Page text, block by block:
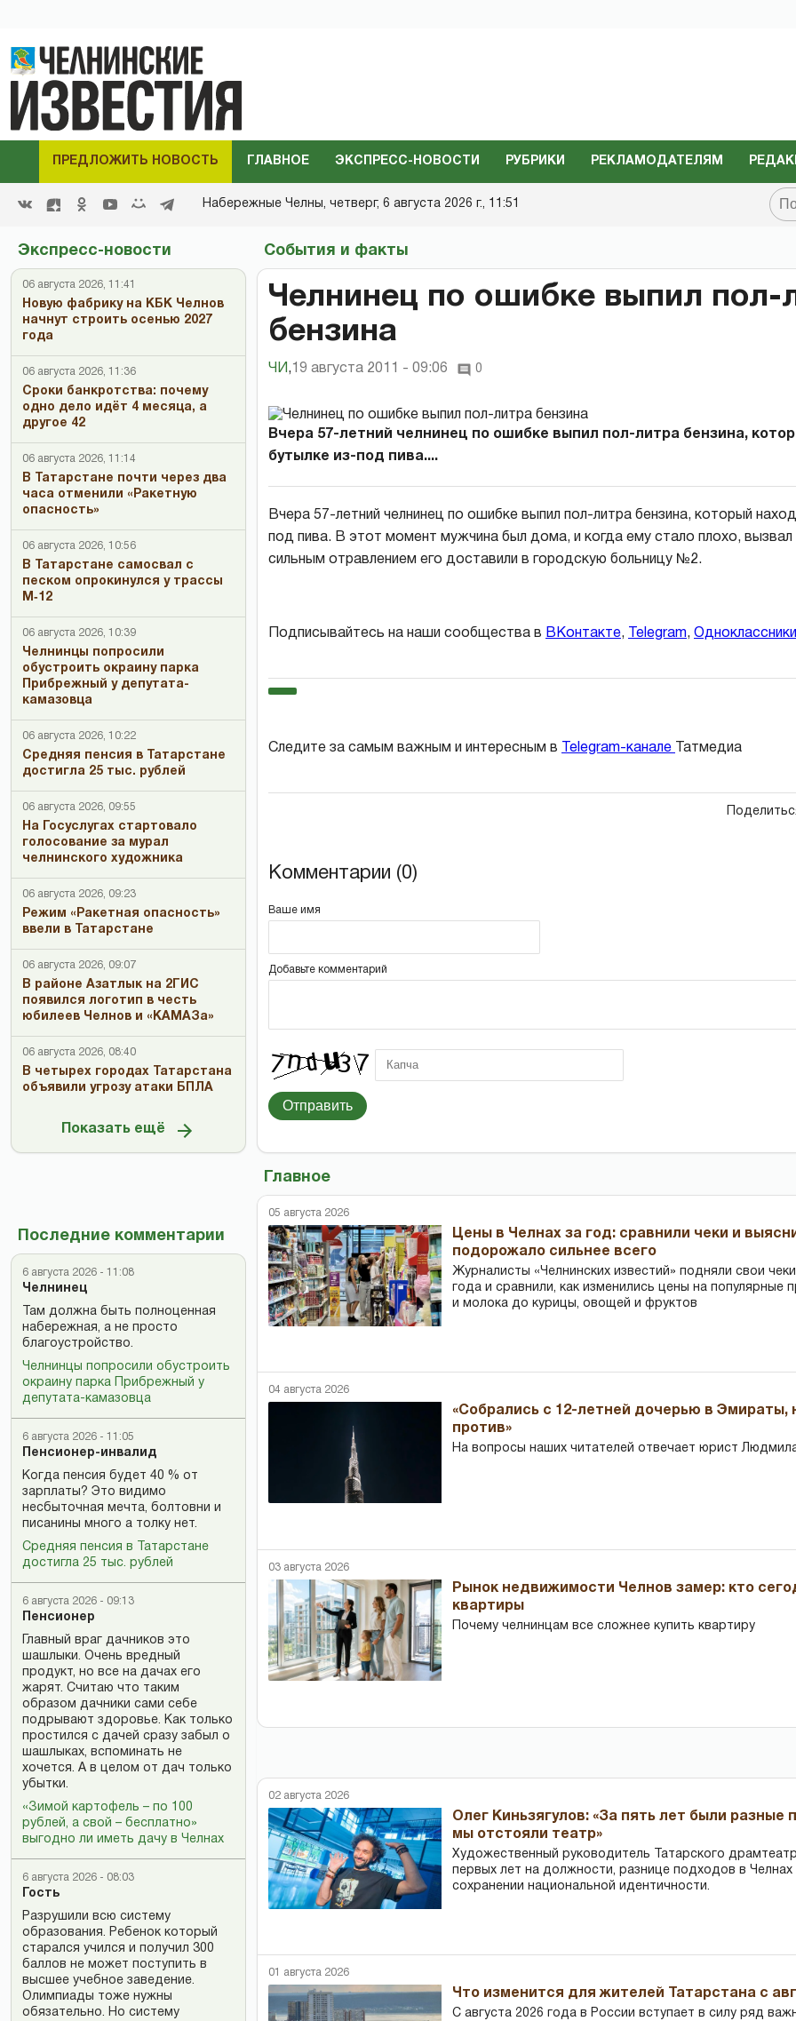
ПРЕДЛОЖИТЬ НОВОСТЬ ГЛАВНОЕ ЭКСПРЕСС-НОВОСТИ РУБРИКИ РЕКЛАМОДАТЕЛЯМ
Набережные Челны, четверг, 6 августа 2026 г., 11:51
Экспресс-новости
06 августа 2026, 11:41
Новую фабрику на КБК Челнов
начнут строить осенью 2027
года
06 августа 2026, 11:36
Сроки банкротства: почему
одно дело идёт 4 месяца, а
другое 42
06 августа 2026, 11:14
В Татарстане почти через два
часа отменили «Ракетную
опасность»
06 августа 2026, 10:56
В Татарстане самосвал с
песком опрокинулся у трассы
М‑12
06 августа 2026, 10:39
Челнинцы попросили
обустроить окраину парка
Прибрежный у депутата-
камазовца
06 августа 2026, 10:22
Средняя пенсия в Татарстане
достигла 25 тыс. рублей
06 августа 2026, 09:55
На Госуслугах стартовало
голосование за мурал
челнинского художника
06 августа 2026, 09:23
Режим «Ракетная опасность»
ввели в Татарстане
06 августа 2026, 09:07
В районе Азатлык на 2ГИС
появился логотип в честь
юбилеев Челнов и «КАМАЗа»
06 августа 2026, 08:40
В четырех городах Татарстана
объявили угрозу атаки БПЛА
Показать ещё
Последние комментарии
6 августа 2026 - 11:08
Челнинец
Там должна быть полноценная
набережная, а не просто
благоустройство.
Челнинцы попросили обустроить
окраину парка Прибрежный у
депутата-камазовца
6 августа 2026 - 11:05
Пенсионер-инвалид
Когда пенсия будет 40 % от
зарплаты? Это видимо
несбыточная мечта, болтовни и
писанины много а толку нет.
Средняя пенсия в Татарстане
достигла 25 тыс. рублей
6 августа 2026 - 09:13
Пенсионер
Главный враг дачников это
шашлыки. Очень вредный
продукт, но все на дачах его
жарят. Считаю что таким
образом дачники сами себе
подрывают здоровье. Как только
простился с дачей сразу забыл о
шашлыках, вспоминать не
хочется. А в целом от дач только
убытки.
«Зимой картофель – по 100
рублей, а свой – бесплатно»
выгодно ли иметь дачу в Челнах
6 августа 2026 - 08:03
Гость
Разрушили всю систему
образования. Ребенок который
старался учился и получил 300
баллов не может поступить в
высшее учебное заведение.
Олимпиады тоже нужны
обязательно. Но систему
События и факты
Челнинец по ошибке выпил пол-
бензина
ЧИ , 19 августа 2011 - 09:06 0
Вчера 57-летний челнинец по ошибке выпил пол-литра бензина,
бутылке из-под пива....
Вчера 57-летний челнинец по ошибке выпил пол-литра бензина, который
под пива. В этот момент мужчина был дома, и когда ему стало плохо,
сильным отравлением его доставили в городскую больницу №2.
Подписывайтесь на наши сообщества в ВКонтакте, Telegram, Одноклассники
Следите за самым важным и интересным в Telegram-канале Татмедиа
Комментарии (0)
Ваше имя
Добавьте комментарий
Отправить
Главное
05 августа 2026
Цены в Челнах за год: сравнили чеки и
подорожало сильнее всего
Журналисты «Челнинских известий» подняли свои
года и сравнили, как изменились цены на популярные
и молока до курицы, овощей и фруктов
04 августа 2026
«Собрались с 12-летней дочерью в
против»
На вопросы наших читателей отвечает юрист
03 августа 2026
Рынок недвижимости Челнов замер: кто
квартиры
Почему челнинцам все сложнее купить квартиру
02 августа 2026
Олег Киньзягулов: «За пять лет были разные
мы отстояли театр»
Художественный руководитель Татарского
первых лет на должности, разнице подходов в Челнах
сохранении национальной идентичности.
01 августа 2026
Что изменится для жителей Татарстана с
С августа 2026 года в России вступает в силу ряд